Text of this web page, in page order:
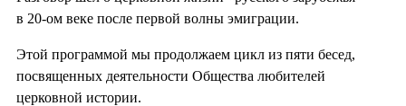
в 20-ом веке после первой волны эмиграции.
Этой программой мы продолжаем цикл из пяти бесед,
посвященных деятельности Общества любителей
церковной истории.